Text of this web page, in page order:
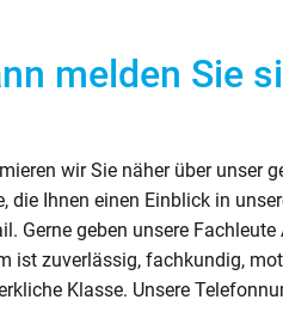
melden Sie
wir Sie näher über unser
Ihnen einen Einblick in
Gerne geben unsere
ist zuverlässig, fachkundig,
Klasse. Unsere